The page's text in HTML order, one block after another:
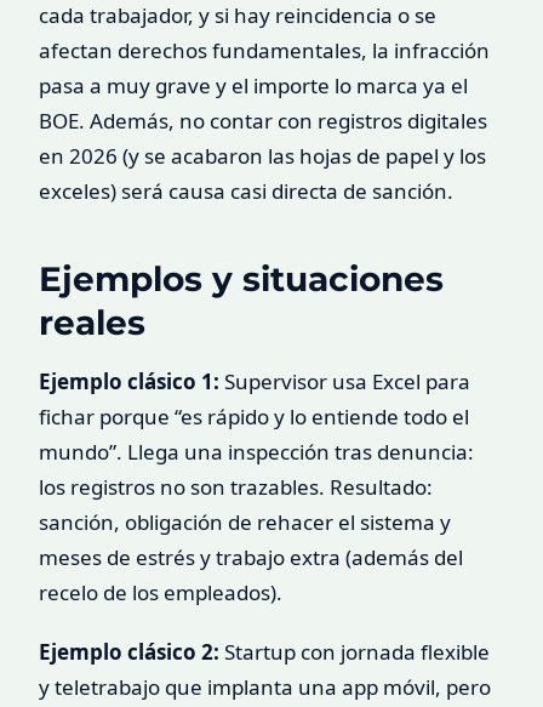
cada trabajador, y si hay reincidencia o se
afectan derechos fundamentales, la infracción
pasa a muy grave y el importe lo marca ya el
BOE. Además, no contar con registros digitales
en 2026 (y se acabaron las hojas de papel y los
exceles) será causa casi directa de sanción.
Ejemplos y situaciones
reales
Ejemplo clásico 1: Supervisor usa Excel para
fichar porque “es rápido y lo entiende todo el
mundo”. Llega una inspección tras denuncia:
los registros no son trazables. Resultado:
sanción, obligación de rehacer el sistema y
meses de estrés y trabajo extra (además del
recelo de los empleados).
Ejemplo clásico 2: Startup con jornada flexible
y teletrabajo que implanta una app móvil, pero